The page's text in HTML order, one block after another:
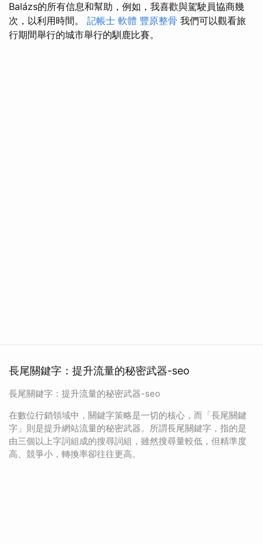
Balázs的所有信息和幫助，例如，我喜歡與駕駛員協商幾
次，以利用時間。 記帳士 軟體 豐原整骨 我們可以觀看旅
行期間舉行的城市舉行的馴鹿比賽。
長尾關鍵字：提升流量的秘密武器-seo
長尾關鍵字：提升流量的秘密武器-seo
在數位行銷領域中，關鍵字策略是一切的核心，而「長尾關鍵
字」則是提升網站流量的秘密武器。所謂長尾關鍵字，指的是
由三個以上字詞組成的搜尋詞組，雖然搜尋量較低，但精準度
高、競爭小，轉換率卻往往更高。